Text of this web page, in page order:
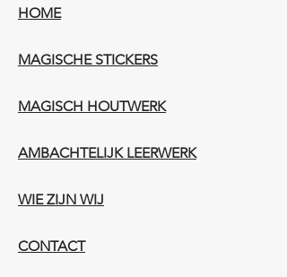
HOME
MAGISCHE STICKERS
MAGISCH HOUTWERK
AMBACHTELIJK LEERWERK​
WIE ZIJN WIJ​​
CONTACT